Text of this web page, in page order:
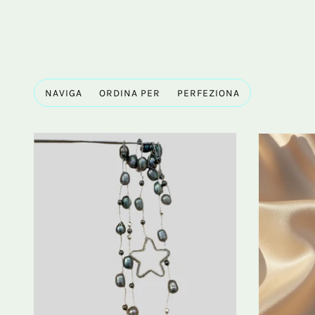
NAVIGA ORDINA PER PERFEZIONA